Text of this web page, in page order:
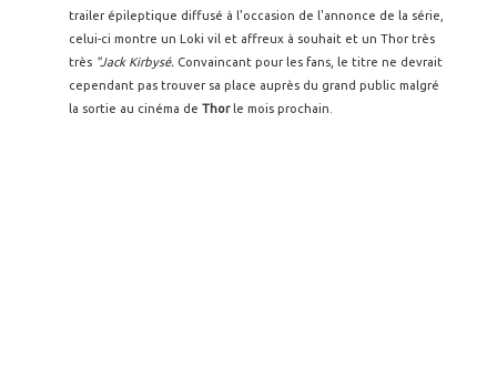
trailer épileptique diffusé à l'occasion de l'annonce de la série,
celui-ci montre un Loki vil et affreux à souhait et un Thor très
très "Jack Kirbysé. Convaincant pour les fans, le titre ne devrait
cependant pas trouver sa place auprès du grand public malgré
la sortie au cinéma de Thorle mois prochain.